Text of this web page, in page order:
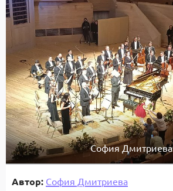
София Дмитриева
Автор: София Дмитриева